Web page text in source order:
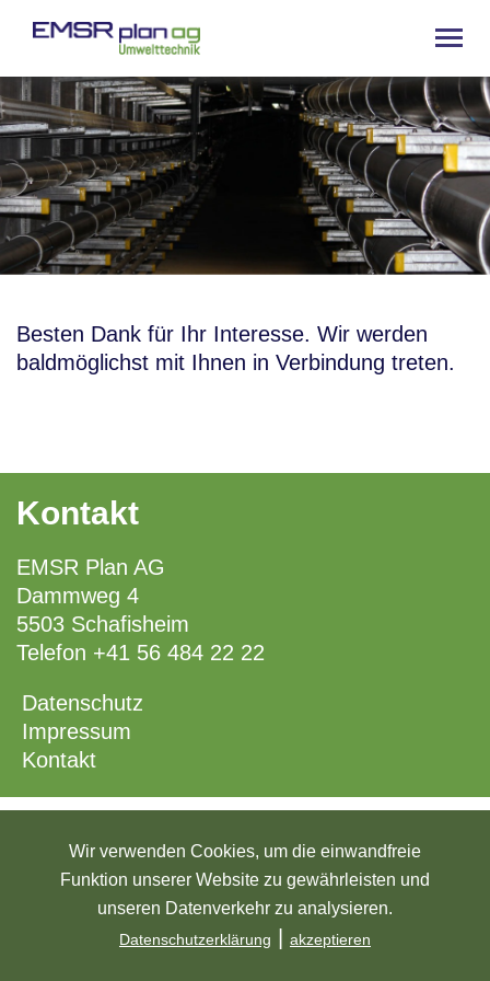
Besten Dank für Ihr Interesse. Wir werden
baldmöglichst mit Ihnen in Verbindung treten.
Kontakt
EMSR Plan AG
Dammweg 4
5503 Schafisheim
Telefon +41 56 484 22 22
Datenschutz
Impressum
Kontakt
Wir verwenden Cookies, um die einwandfreie
Funktion unserer Website zu gewährleisten und
unseren Datenverkehr zu analysieren.
Datenschutzerklärung akzeptieren